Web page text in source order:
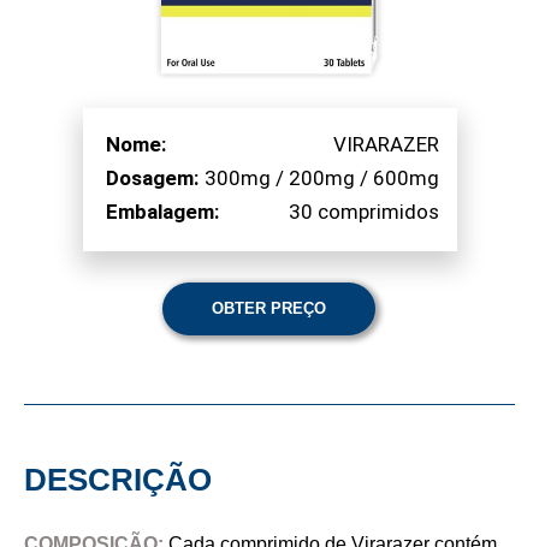
OBTER PREÇO
Nome:
Dosagem:
Embalagem:
VIRARAZER
300mg / 200mg / 600mg
30 comprimidos
DESCRIÇÃO